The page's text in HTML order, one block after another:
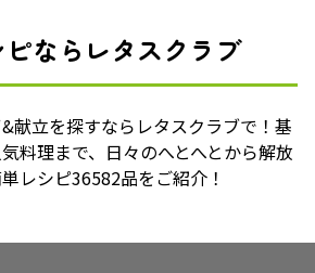
ピならレタスクラブ
献立を探すならレタスクラブで！基
料理まで、日々のへとへとから解放
レシピ36582品をご紹介！